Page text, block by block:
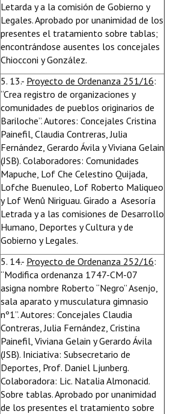
Letarda y a la comisión de Gobierno y
Legales. Aprobado por unanimidad de los
presentes el tratamiento sobre tablas;
encontrándose ausentes los concejales
Chiocconi y González.
5. 13.- Proyecto de Ordenanza 251/16:
“Crea registro de organizaciones y
comunidades de pueblos originarios de
Bariloche”. Autores: Concejales Cristina
Painefil, Claudia Contreras, Julia
Fernández, Gerardo Ávila y Viviana Gelain
(JSB). Colaboradores: Comunidades
Mapuche, Lof Che Celestino Quijada,
Lofche Buenuleo, Lof Roberto Maliqueo
y Lof Wenû Niriguau. Girado a Asesoría
Letrada y a las comisiones de Desarrollo
Humano, Deportes y Cultura y de
Gobierno y Legales.
5. 14.- Proyecto de Ordenanza 252/16:
“Modifica ordenanza 1747-CM-07
asigna nombre Roberto “Negro” Asenjo,
sala aparato y musculatura gimnasio
nº1”. Autores: Concejales Claudia
Contreras, Julia Fernández, Cristina
Painefil, Viviana Gelain y Gerardo Ávila
(JSB). Iniciativa: Subsecretario de
Deportes, Prof. Daniel Ljunberg.
Colaboradora: Lic. Natalia Almonacid.
Sobre tablas. Aprobado por unanimidad
de los presentes el tratamiento sobre